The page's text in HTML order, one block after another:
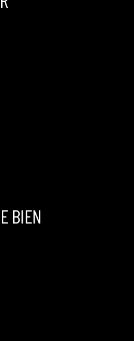
AUDIT réalisé ainsi que les
Immobilier RCS 894 017 862
BIEN